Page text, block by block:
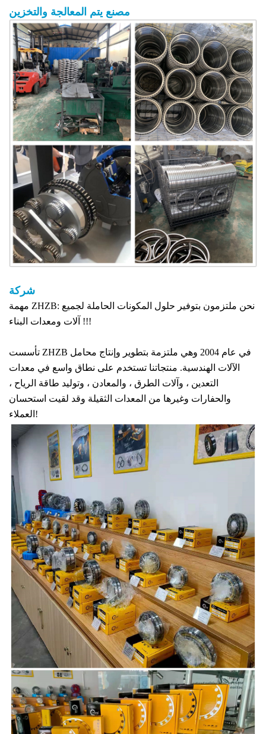
مصنع يتم المعالجة والتخزين
شركة
مهمة ZHZB: نحن ملتزمون بتوفير حلول المكونات الحاملة لجميع
آلات ومعدات البناء !!!
تأسست ZHZB في عام 2004 وهي ملتزمة بتطوير وإنتاج محامل
الآلات الهندسية. منتجاتنا تستخدم على نطاق واسع في معدات
التعدين ، وآلات الطرق ، والمعادن ، وتوليد طاقة الرياح ،
والحفارات وغيرها من المعدات الثقيلة وقد لقيت استحسان
العملاء!